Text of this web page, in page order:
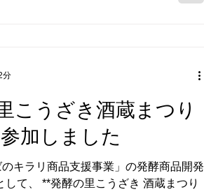
ドライフルーツ カヌレ、ナッツタルト
おいしい！」とそのまま購入してく
いただいた万能だれは、現在オンライ
に向けて準備中です。販売開始のお知
待ちいただけたら嬉しいです。 助産師
に考えて作った、オーガニックコット
着とおくるみ。 ふんわり柔らかなオー
こうざき酒蔵まつり
加しました
キラリ商品支援事業」の発酵商品開発
して、 **発酵の里こうざき 酒蔵まつり
分